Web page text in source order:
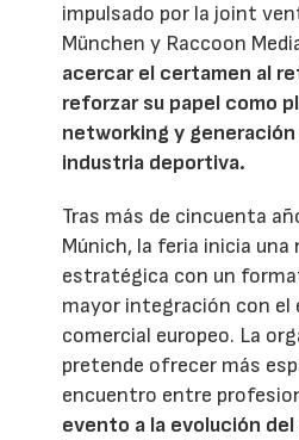
impulsado por la joint
München y Raccoon
acercar el certamen al
reforzar su papel como
networking y
industria deportiva.
Tras más de cincuenta
Múnich, la feria inicia una
estratégica con un
mayor integración con el
comercial europeo. La
pretende ofrecer más
encuentro entre
evento a la evolución del